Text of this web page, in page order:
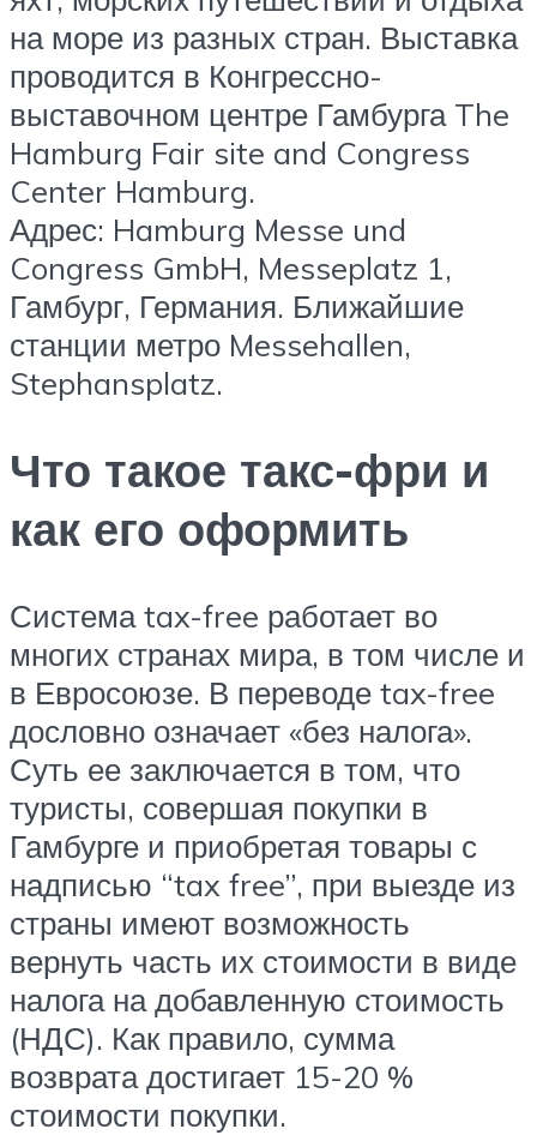
на море из разных стран. Выставка
проводится в Конгрессно-
выставочном центре Гамбурга The
Hamburg Fair site and Congress
Center Hamburg.
Адрес: Hamburg Messe und
Congress GmbH, Messeplatz 1,
Гамбург, Германия. Ближайшие
станции метро Messehallen,
Stephansplatz.
Что такое такс-фри и
как его оформить
Система tax-free работает во
многих странах мира, в том числе и
в Евросоюзе. В переводе tax-free
дословно означает «без налога».
Суть ее заключается в том, что
туристы, совершая покупки в
Гамбурге и приобретая товары с
надписью “tax free”, при выезде из
страны имеют возможность
вернуть часть их стоимости в виде
налога на добавленную стоимость
(НДС). Как правило, сумма
возврата достигает 15-20 %
стоимости покупки.